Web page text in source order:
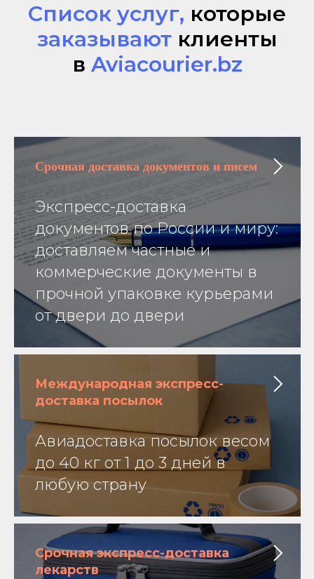
Список услуг, которые
заказываютклиенты
в Aviacourier.bz
Срочная доставка документов и писем
Экспресс-доставка
документов по России и миру:
доставляем частные и
коммерческие документы в
прочной упаковке курьерами
от двери до двери
Международная экспресс-
доставка посылок
Авиадоставка посылок весом
до 40 кг от 1 до 3 дней в
любую страну
Срочная экспресс-доставка
лекарств